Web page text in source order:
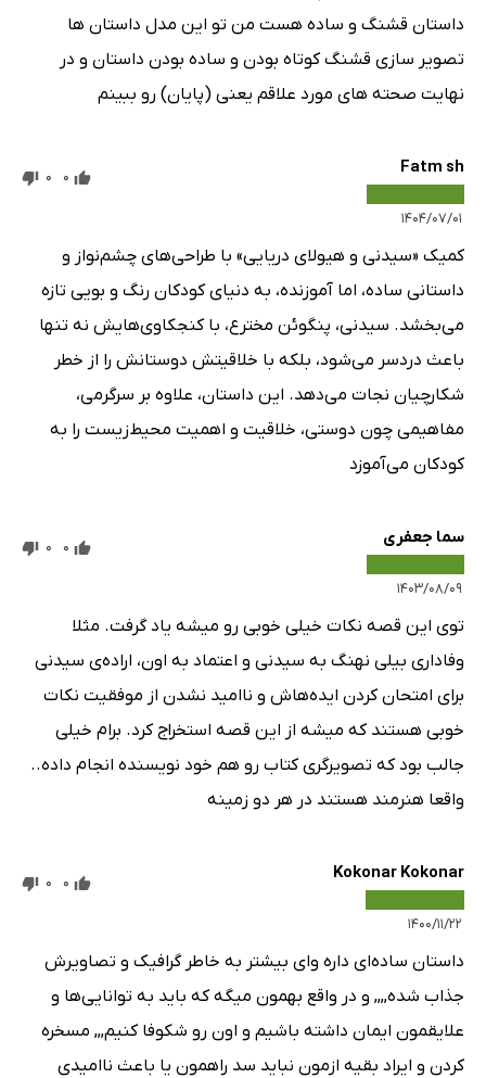
داستان قشنگ و ساده هست من تو این مدل داستان ها
تصویر سازی قشنگ کوتاه بودن و ساده بودن داستان و در
نهایت صحته های مورد علاقم یعنی (پایان) رو ببینم
Fatm sh
۱۴۰۴/۰۷/۰۱
0
0
کمیک «سیدنی و هیولای دریایی» با طراحی‌های چشم‌نواز و
داستانی ساده، اما آموزنده، به دنیای کودکان رنگ و بویی تازه
می‌بخشد. سیدنی، پنگوئن مخترع، با کنجکاوی‌هایش نه تنها
باعث دردسر می‌شود، بلکه با خلاقیتش دوستانش را از خطر
شکارچیان نجات می‌دهد. این داستان، علاوه بر سرگرمی،
مفاهیمی چون دوستی، خلاقیت و اهمیت محیط‌زیست را به
کودکان می‌آموزد
سما جعفری
۱۴۰۳/۰۸/۰۹
0
0
توی این قصه نکات خیلی خوبی رو میشه یاد گرفت. مثلا
وفاداری بیلی نهنگ به سیدنی و اعتماد به اون، اراده‌ی سیدنی
برای امتحان کردن ایده‌هاش و ناامید نشدن از موفقیت نکات
خوبی هستند که میشه از این قصه استخراج کرد. برام خیلی
جالب بود که تصویرگری کتاب رو هم خود نویسنده‌ انجام داده..
واقعا هنرمند هستند در هر دو زمینه
Kokonar Kokonar
۱۴۰۰/۱۱/۲۲
0
0
داستان ساده‌ای داره وای بیشتر به خاطر گرافیک و تصاویرش
جذاب شده,,,, و در واقع بهمون میگه که باید به توانایی‌ها و
علایقمون ایمان داشته باشیم و اون رو شکوفا کنیم,,, مسخره
کردن و ایراد بقیه ازمون نباید سد راهمون یا باعث ناامیدی